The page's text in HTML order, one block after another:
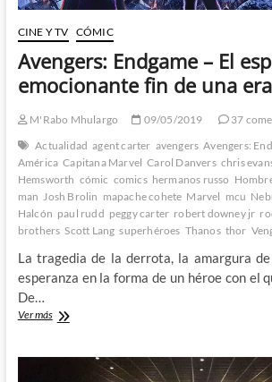
CINE Y TV CÓMIC
Avengers: Endgame – El
emocionante fin de una
M'Rabo Mhulargo 09/05/2019
37
Actualidad agent carter avengers Avengers:
América Capitana Marvel Carol Danvers chris
Hemsworth cómic comics hermanos russo
man Josh Brolin mapache cohete Marvel mcu
Halcón paul rudd peggy carter robert downey jr
brothers Scott Lang superhéroes Thanos thor
La tragedia de la derrota, la amargura
esperanza en la forma de un héroe con el
De…
Ver másAvengers:
espectacular